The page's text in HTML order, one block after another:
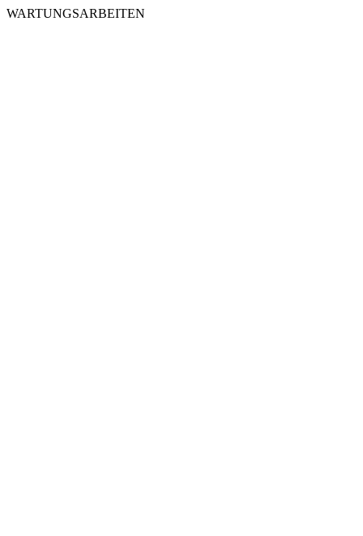
WARTUNGSARBEITEN